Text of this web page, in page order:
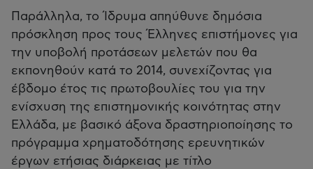
Παράλληλα, το Ίδρυμα απηύθυνε δημόσια
πρόσκληση προς τους Έλληνες επιστήμονες για
την υποβολή προτάσεων μελετών που θα
εκπονηθούν κατά το 2014, συνεχίζοντας για
έβδομο έτος τις πρωτοβουλίες του για την
ενίσχυση της επιστημονικής κοινότητας στην
Ελλάδα, με βασικό άξονα δραστηριοποίησης το
πρόγραμμα χρηματοδότησης ερευνητικών
έργων ετήσιας διάρκειας με τίτλο